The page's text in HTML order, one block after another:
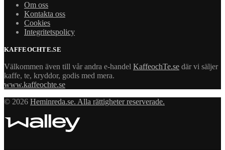
Om oss
Kontakta oss
Cookies
Integritetspolicy
KAFFEOCHTE.SE
Välkommen även till vår andra e-handel KaffeochTe.se där vi säljer
kaffe, te, kryddor, godis med mera.
www.kaffeochte.se
© 2026 Heminreda.se. Alla rättigheter reserverade.